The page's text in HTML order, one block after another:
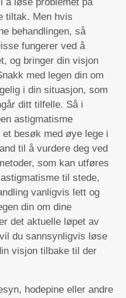
tiltak. Men hvis
behandlingen, så
fungerer ved å
og bringer din visjon
med legen din om
i din situasjon, som
ditt tilfelle. Så i
astigmatisme
besøk med øye lege i
til å vurdere deg ved
som kan utføres
til stede,
vanligvis lett og
din om dine
det aktuelle løpet av
du sannsynligvis løse
visjon tilbake til der
hodepine eller andre